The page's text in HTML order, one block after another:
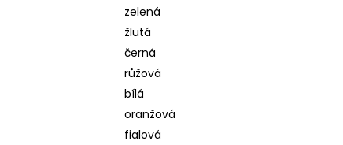
zelená
žlutá
černá
růžová
bílá
oranžová
fialová